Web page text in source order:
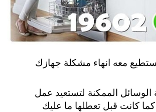
معه انهاء مشكلة جهازك
الوسائل الممكنة لتستعيد عمل
كانت قبل تعطلها ما عليك